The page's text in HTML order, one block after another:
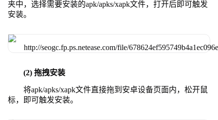
夹中，选择需要安装的apk/apks/xapk文件，打开后即可触发
安装。
(2) 拖拽安装
将apk/apks/xapk文件直接拖到安卓设备页面内，松开鼠
标，即可触发安装。